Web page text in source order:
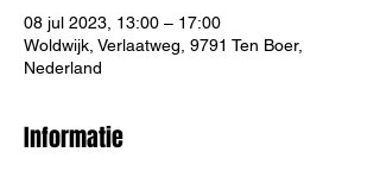
08 jul 2023, 13:00 – 17:00
Woldwijk, Verlaatweg, 9791 Ten Boer,
Nederland
Informatie